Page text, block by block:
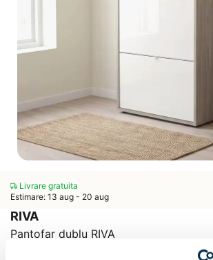
Livrare gratuita
Estimare: 13 aug - 20 aug
RIVA
Pantofar dublu RIVA
Scrie un comentariu